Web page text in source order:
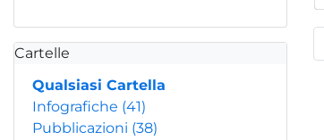
Cartelle
Qualsiasi Cartella
Infografiche (41)
Pubblicazioni (38)